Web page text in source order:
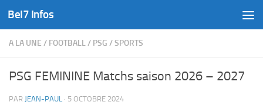
Skip to content
Bel7 Infos
A LA UNE / FOOTBALL/ PSG /SPORTS
PSG FEMININE Matchs saison 2026 – 2027
PAR JEAN-PAUL · 5 OCTOBRE 2024